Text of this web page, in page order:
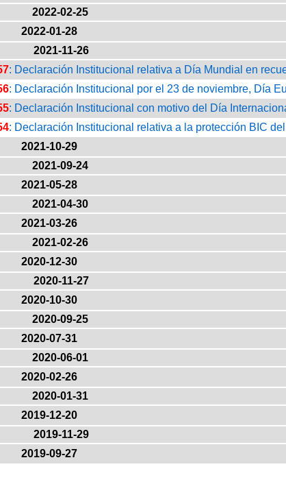
2022-02-25
2022-01-28
2021-11-26
: Declaración Institucional relativa a Día Mundial en
: Declaración Institucional por el 23 de noviembre, Día
: Declaración Institucional con motivo del Día
: Declaración Institucional relativa a la protección BIC
2021-10-29
2021-09-24
2021-05-28
2021-04-30
2021-03-26
2021-02-26
2020-12-30
2020-11-27
2020-10-30
2020-09-25
2020-07-31
2020-06-01
2020-02-26
2020-01-31
2019-12-20
2019-11-29
2019-09-27